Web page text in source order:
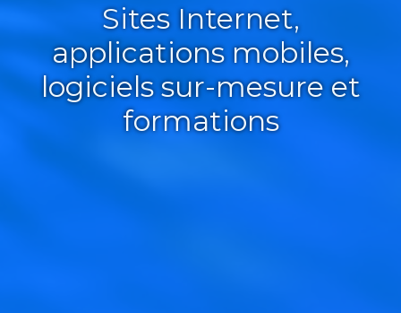
Sites Internet,
applications mobiles,
logiciels sur-mesure et
formations